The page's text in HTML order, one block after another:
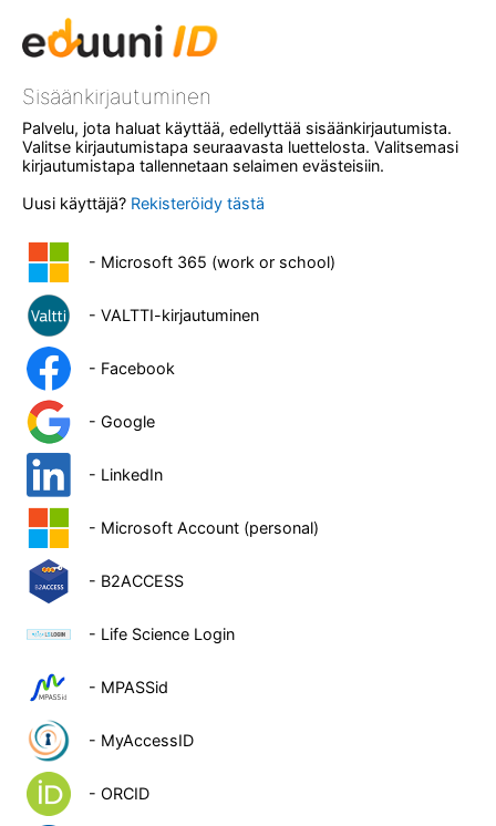
Sisäänkirjautuminen
Palvelu, jota haluat käyttää, edellyttää sisäänkirjautumista.
Valitse kirjautumistapa seuraavasta luettelosta. Valitsemasi
kirjautumistapa tallennetaan selaimen evästeisiin.
Uusi käyttäjä? Rekisteröidy tästä
- Microsoft 365 (work or school)
- VALTTI-kirjautuminen
- Facebook
- Google
- LinkedIn
- Microsoft Account (personal)
- B2ACCESS
- Life Science Login
- MPASSid
- MyAccessID
- ORCID